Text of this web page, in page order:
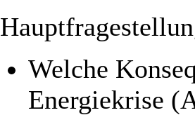
Welche
Energiekrise